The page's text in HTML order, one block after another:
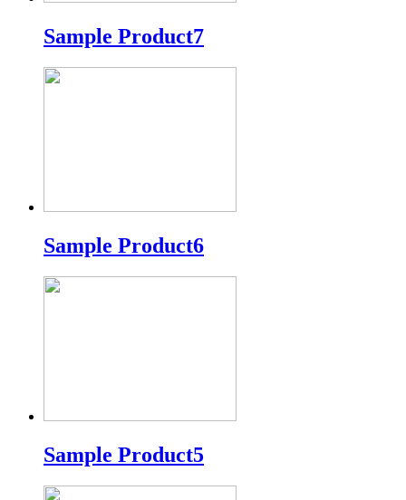
Sample Product7
Sample Product6
Sample Product5